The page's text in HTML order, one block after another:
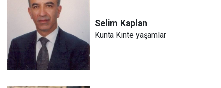
Selim Kaplan
Kunta Kinte yaşamlar